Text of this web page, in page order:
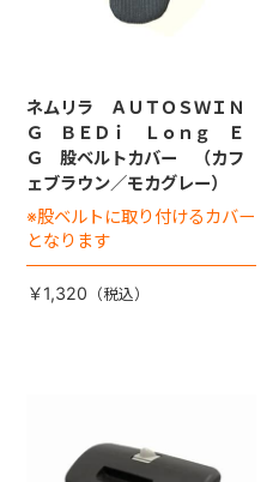
ネムリラ ＡＵＴＯＳＷＩＮ
Ｇ ＢＥＤｉ Ｌｏｎｇ Ｅ
Ｇ 股ベルトカバー （カフ
ェブラウン／モカグレー）
※股ベルトに取り付けるカバー
となります
￥1,320